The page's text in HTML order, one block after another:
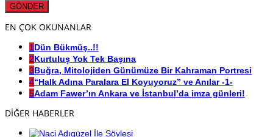
EN ÇOK OKUNANLAR
1 Dün Bükmüş..!!
2Kurtuluş Yok Tek Başına
3Buğra, Mitolojiden Günümüze Bir Kahraman Portresi
4“Halk Adına Paralara El Koyuyoruz” ve Anılar -1-
5Adam Fawer’ın Ankara ve İstanbul’da imza günleri!
DİĞER HABERLER